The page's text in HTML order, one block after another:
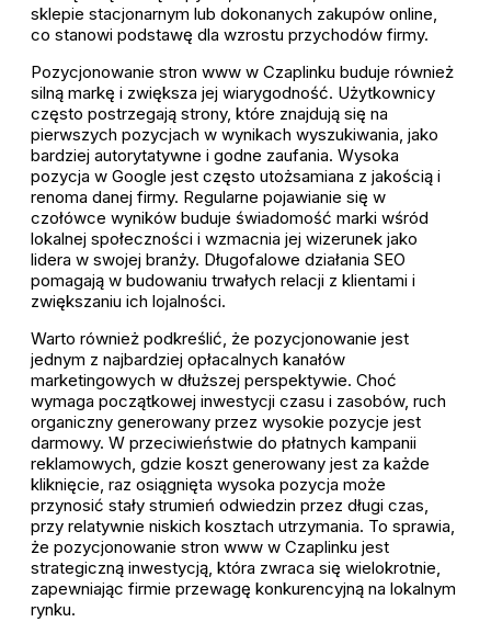
sklepie stacjonarnym lub dokonanych zakupów online,
co stanowi podstawę dla wzrostu przychodów firmy.
Pozycjonowanie stron www w Czaplinku buduje również
silną markę i zwiększa jej wiarygodność. Użytkownicy
często postrzegają strony, które znajdują się na
pierwszych pozycjach w wynikach wyszukiwania, jako
bardziej autorytatywne i godne zaufania. Wysoka
pozycja w Google jest często utożsamiana z jakością i
renoma danej firmy. Regularne pojawianie się w
czołówce wyników buduje świadomość marki wśród
lokalnej społeczności i wzmacnia jej wizerunek jako
lidera w swojej branży. Długofalowe działania SEO
pomagają w budowaniu trwałych relacji z klientami i
zwiększaniu ich lojalności.
Warto również podkreślić, że pozycjonowanie jest
jednym z najbardziej opłacalnych kanałów
marketingowych w dłuższej perspektywie. Choć
wymaga początkowej inwestycji czasu i zasobów, ruch
organiczny generowany przez wysokie pozycje jest
darmowy. W przeciwieństwie do płatnych kampanii
reklamowych, gdzie koszt generowany jest za każde
kliknięcie, raz osiągnięta wysoka pozycja może
przynosić stały strumień odwiedzin przez długi czas,
przy relatywnie niskich kosztach utrzymania. To sprawia,
że pozycjonowanie stron www w Czaplinku jest
strategiczną inwestycją, która zwraca się wielokrotnie,
zapewniając firmie przewagę konkurencyjną na lokalnym
rynku.